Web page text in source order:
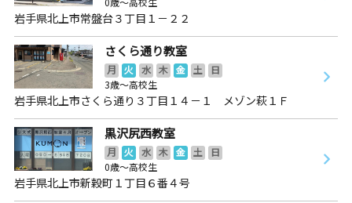
岩手県北上市常盤台３丁目１－２２
さくら通り教室
月 火 水 木 金 土
日
3歳～高校生
岩手県北上市さくら通り３丁目１４－１ メゾン萩１Ｆ
黒沢尻西教室
月 火 水 木 金 土
日
0歳～高校生
岩手県北上市新穀町１丁目６番４号